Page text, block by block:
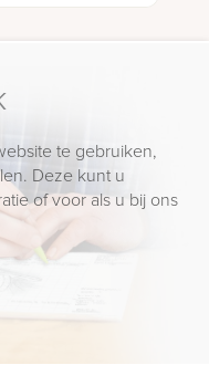
te gebruiken,
Deze kunt u
of voor als u bij ons